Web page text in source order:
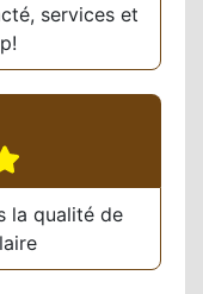
services et
la qualité de